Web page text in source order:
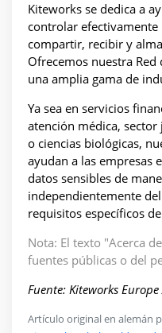
Kiteworks se dedica a
controlar efectivamente
compartir, recibir y
Ofrecemos nuestra
una amplia gama de
Ya sea en servicios
atención médica,
o ciencias biológicas,
ayudan a las empresas
datos sensibles de
independientemente
requisitos específicos
Nota: El texto "Acerca
fuentes públicas o del
Fuente: Kiteworks
Artículo original en alemán